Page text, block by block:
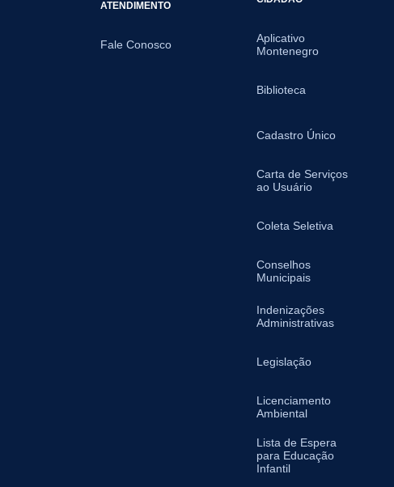
ATENDIMENTO
Fale Conosco
Aplicativo
Montenegro
Biblioteca
Cadastro Único
Carta de Serviços
ao Usuário
Coleta Seletiva
Conselhos
Municipais
Indenizações
Administrativas
Legislação
Licenciamento
Ambiental
Lista de Espera
para Educação
Infantil